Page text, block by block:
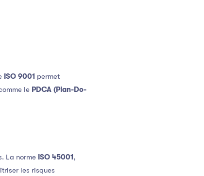
ISO 9001 permet
le PDCA (Plan-Do-
La norme ISO 45001,
les risques